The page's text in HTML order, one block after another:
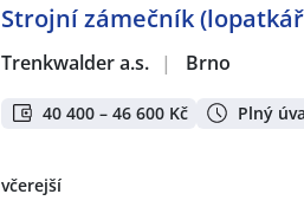
Strojní zámečník
Trenkwalder a.s. | Brno
40 400 – 46 600 Kč Plný
včerejší